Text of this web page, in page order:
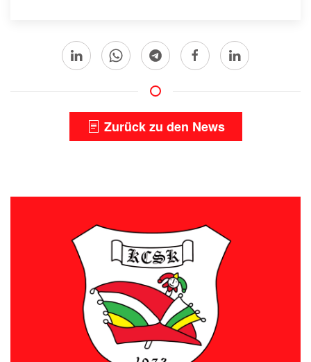
Zurück zu den News